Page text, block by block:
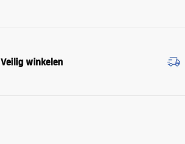
Veilig winkelen